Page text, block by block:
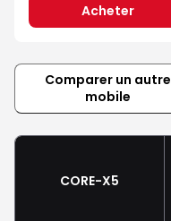
Acheter
Comparer un autre
mobile
CORE-X5